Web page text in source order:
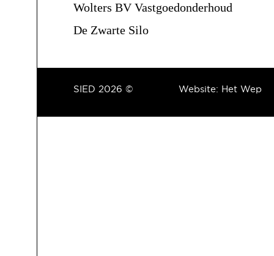
Wolters BV Vastgoedonderhoud
De Zwarte Silo
Website: Het Wep
SIED 2026 ©